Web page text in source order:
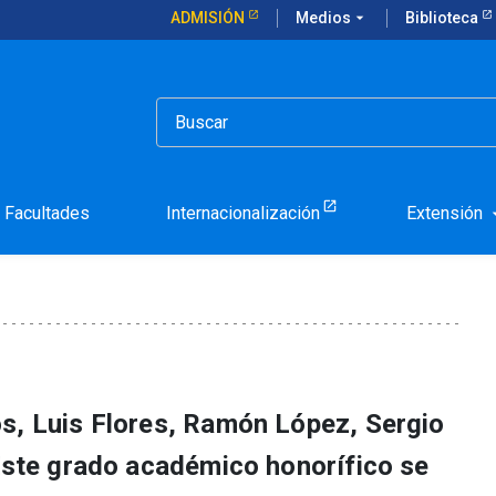
ADMISIÓN Medios arrow_drop_down Biblioteca
Facultades Internacionalización Extensión
Profesores Eméritos a 5
Luis Flores, Ramón López, Sergio
grado académico honorífico se